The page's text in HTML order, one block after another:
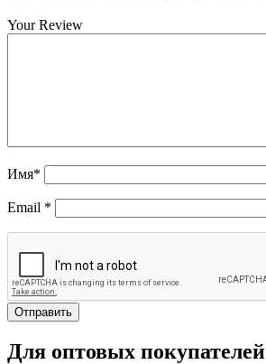
Your Review
Имя*
Email *
Для оптовых покупателей